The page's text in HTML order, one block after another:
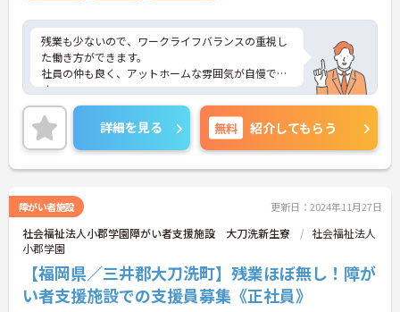
残業も少ないので、ワークライフバランスの重視し
た働き方ができます。
社員の仲も良く、アットホームな雰囲気が自慢で
す。
ご興味ある方には、面接対策ポイントなど、詳細を
お話しいたしますのでお気軽にご相談ください。
詳細を見る 無料 紹介してもらう
障がい者施設 更新日：2024年11月27日
社会福祉法人小郡学園障がい者支援施設 大刀洗新生寮
社会福祉法人
小郡学園
【福岡県／三井郡大刀洗町】残業ほぼ無し！障が
い者支援施設での支援員募集《正社員》